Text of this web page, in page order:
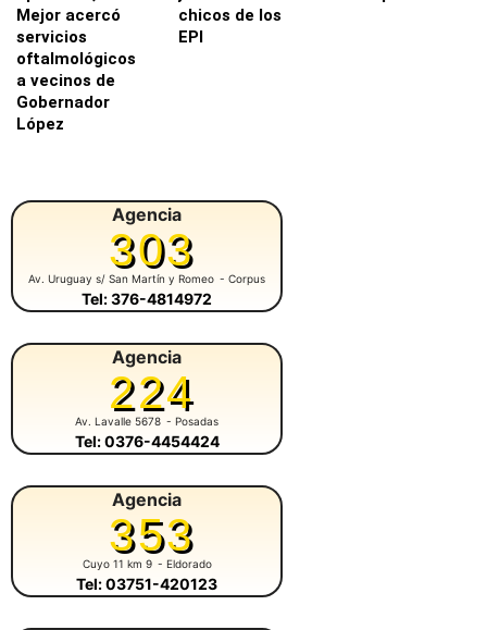
Mejor acercó
servicios
oftalmológicos
a vecinos de
Gobernador
López
chicos de los
EPI
Agencia
303
Av. Uruguay s/ San Martín y Romeo - Corpus
Tel: 376-4814972
Agencia
224
Av. Lavalle 5678 - Posadas
Tel: 0376-4454424
Agencia
353
Cuyo 11 km 9 - Eldorado
Tel: 03751-420123